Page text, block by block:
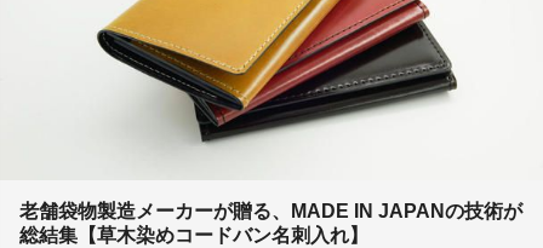
老舗袋物製造メーカーが贈る、MADE IN JAPANの技術が
総結集【草木染めコードバン名刺入れ】